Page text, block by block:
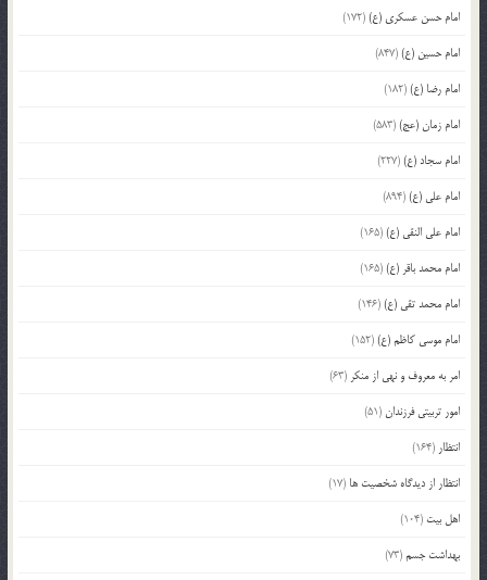
امام حسن عسکری (ع)(172)
امام حسین (ع)(847)
امام رضا (ع)(182)
امام زمان (عج)(583)
امام سجاد (ع)(227)
امام علی (ع)(894)
امام علی النقی (ع)(165)
امام محمد باقر (ع)(165)
امام محمد تقی (ع)(146)
امام موسی کاظم (ع)(152)
امر به معروف و نهی از منکر (63)
امور تربیتی فرزندان(51)
انتظار (164)
انتظار از دیدگاه شخصیت ها (17)
اهل بیت (104)
بهداشت جسم(73)